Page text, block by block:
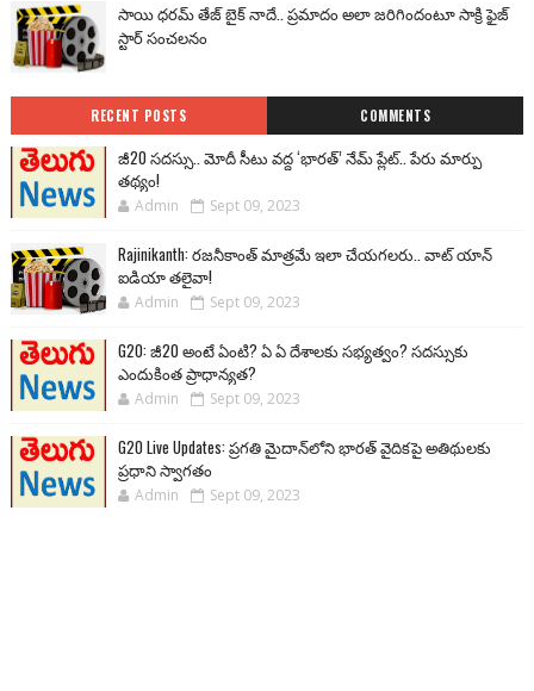
సాయి ధరమ్ తేజ్ బైక్ నాదే.. ప్రమాదం అలా జరిగిందంటూ సాక్రి ఫైజ్
స్టార్ సంచలనం
RECENT POSTS COMMENTS
జీ20 సదస్సు.. మోదీ సీటు వద్ద ‘భారత్’ నేమ్ ప్లేట్‌.. పేరు మార్పు
తథ్యం!
Admin Sept 09, 2023
Rajinikanth: రజనీకాంత్ మాత్రమే ఇలా చేయగలరు.. వాట్ యాన్
ఐడియా తలైవా!
Admin Sept 09, 2023
G20: జీ20 అంటే ఏంటి? ఏ ఏ దేశాలకు సభ్యత్వం? సదస్సుకు
ఎందుకింత ప్రాధాన్యత?
Admin Sept 09, 2023
G20 Live Updates: ప్రగతి మైదాన్‌లోని భారత్ వైదికపై అతిథులకు
ప్రధాని స్వాగతం
Admin Sept 09, 2023